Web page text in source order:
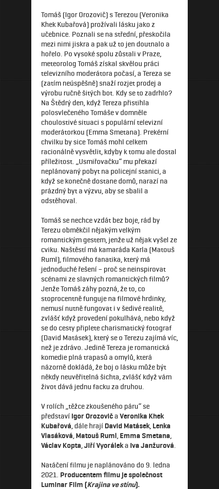
Tomáš (Igor Orozovič) s Terezou (Veronika
Khek Kubařová) prožívali lásku jako z
učebnice. Poznali se na střední, přeskočila
mezi nimi jiskra a pak už to jen doutnalo a
hořelo. Po vysoké spolu zůstali v Praze,
meteorolog Tomáš získal skvělou práci
televizního moderátora počasí, a Tereza se
(zatím neúspěšně) snaží rozjet prodej a
výrobu ručně šitých bot. Kdy se to zadrhlo?
Na Štědrý den, když Tereza přistihla
polosvlečeného Tomáše v domněle
choulostivé situaci s populární televizní
moderátorkou (Emma Smetana). Prekérní
chvilku by sice Tomáš mohl celkem
racionálně vysvětlit, kdyby k tomu ale dostal
příležitost. „Usmiřovačku“ mu překazí
neplánovaný pobyt na policejní stanici, a
když se konečně dostane domů, narazí na
prázdný byt a výzvu, aby se sbalil a
odstěhoval.
Tomáš se nechce vzdát bez boje, rád by
Terezu obměkčil nějakým velkým
romantickým gestem, jenže už nějak vyšel ze
cviku. Naštěstí má kamaráda Karla (Matouš
Ruml), filmového fanatika, který má
jednoduché řešení – proč se neinspirovat
scénami ze slavných romantických filmů?
Jenže Tomáš záhy pozná, že to, co
stoprocentně funguje na filmové hrdinky,
nemusí nutně fungovat i v šedivé realitě,
zvlášť když provedení pokulhává, nebo když
se do cesty připlete charismatický fotograf
(David Matásek), který se o Terezu zajímá víc,
než je zdrávo. Jedině Tereza je romantická
komedie plná trapasů a omylů, která
názorně dokládá, že boj o lásku může být
někdy neuvěřitelná šichta, zvlášť když vám
život dává jednu facku za druhou.
V rolích „těžce zkoušeného páru“ se
představí Igor Orozoviča Veronika Khek
Kubařová , dále hrají David Matásek Lenka
Vlasáková Matouš Ruml Emma Smetana
Václav Kopta Jiří Vyoráleka Iva Janžurová
Natáčení filmu je naplánováno do 9. ledna
2021. Producentem filmu je společnost
Luminar Film (Krajina ve stínu).